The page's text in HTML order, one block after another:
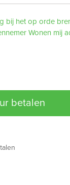
Wonen mij
betalen